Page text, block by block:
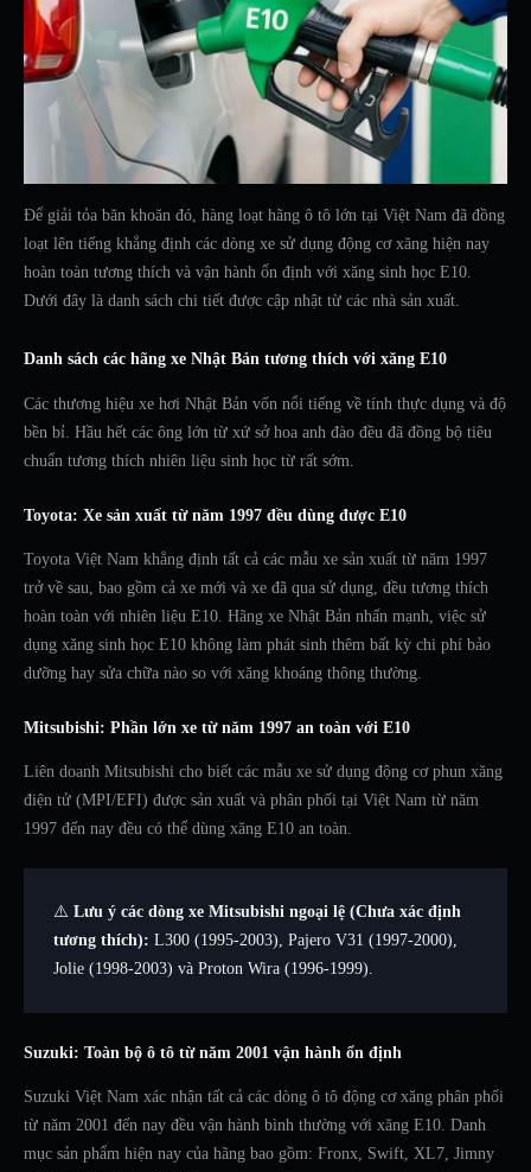
Để giải tỏa băn khoăn đó, hàng loạt hãng ô tô lớn tại Việt Nam đã đồng
loạt lên tiếng khẳng định các dòng xe sử dụng động cơ xăng hiện nay
hoàn toàn tương thích và vận hành ổn định với xăng sinh học E10.
Dưới đây là danh sách chi tiết được cập nhật từ các nhà sản xuất.
Danh sách các hãng xe Nhật Bản tương thích với xăng E10
Các thương hiệu xe hơi Nhật Bản vốn nổi tiếng về tính thực dụng và độ
bền bỉ. Hầu hết các ông lớn từ xứ sở hoa anh đào đều đã đồng bộ tiêu
chuẩn tương thích nhiên liệu sinh học từ rất sớm.
Toyota: Xe sản xuất từ năm 1997 đều dùng được E10
Toyota Việt Nam khẳng định tất cả các mẫu xe sản xuất từ năm 1997
trở về sau, bao gồm cả xe mới và xe đã qua sử dụng, đều tương thích
hoàn toàn với nhiên liệu E10. Hãng xe Nhật Bản nhấn mạnh, việc sử
dụng xăng sinh học E10 không làm phát sinh thêm bất kỳ chi phí bảo
dưỡng hay sửa chữa nào so với xăng khoáng thông thường.
Mitsubishi: Phần lớn xe từ năm 1997 an toàn với E10
Liên doanh Mitsubishi cho biết các mẫu xe sử dụng động cơ phun xăng
điện tử (MPI/EFI) được sản xuất và phân phối tại Việt Nam từ năm
1997 đến nay đều có thể dùng xăng E10 an toàn.
⚠️ Lưu ý các dòng xe Mitsubishi ngoại lệ (Chưa xác định
tương thích): L300 (1995-2003), Pajero V31 (1997-2000),
Jolie (1998-2003) và Proton Wira (1996-1999).
Suzuki: Toàn bộ ô tô từ năm 2001 vận hành ổn định
Suzuki Việt Nam xác nhận tất cả các dòng ô tô động cơ xăng phân phối
từ năm 2001 đến nay đều vận hành bình thường với xăng E10. Danh
mục sản phẩm hiện nay của hãng bao gồm: Fronx, Swift, XL7, Jimny